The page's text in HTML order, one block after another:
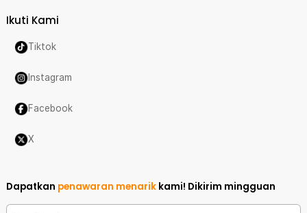
Ikuti Kami
Tiktok
Instagram
Facebook
X
Dapatkan penawaran menarik kami! Dikirim mingguan